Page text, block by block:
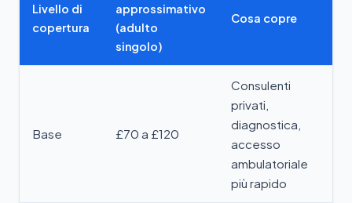
Livello di
copertura
approssimativo
(adulto
singolo)
Cosa copre
Base £70 a £120
Consulenti
privati,
diagnostica,
accesso
ambulatoriale
più rapido